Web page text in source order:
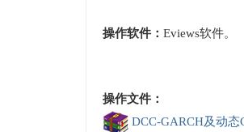
操作软件： Eviews软件。
操作文件：
DCC-GARCH及动态